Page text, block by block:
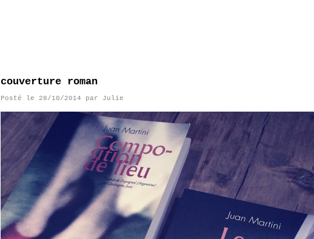
couverture roman
Posté le 28/10/2014 par Julie